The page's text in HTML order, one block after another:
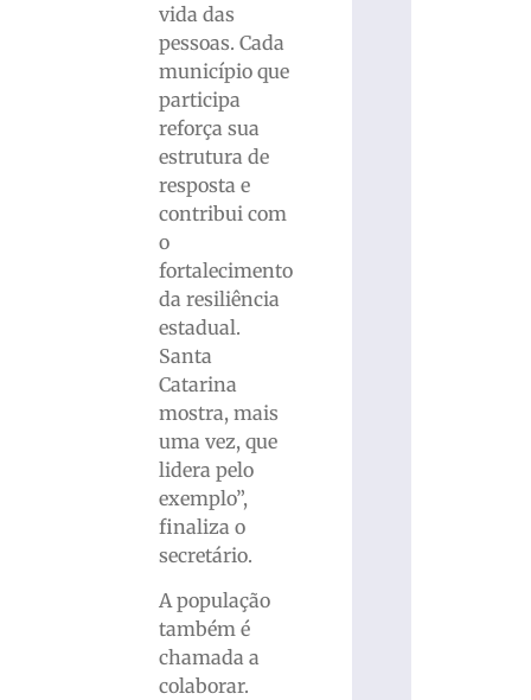
vida das
pessoas. Cada
município que
participa
reforça sua
estrutura de
resposta e
contribui com
o
fortalecimento
da resiliência
estadual.
Santa
Catarina
mostra, mais
uma vez, que
lidera pelo
exemplo”,
finaliza o
secretário.
A população
também é
chamada a
colaborar.